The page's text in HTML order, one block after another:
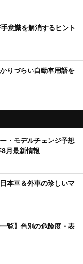
意識を解消するヒント
りづらい自動車用語を
・モデルチェンジ予想
8月最新情報
本車＆外車の珍しいマ
覧】色別の危険度・表